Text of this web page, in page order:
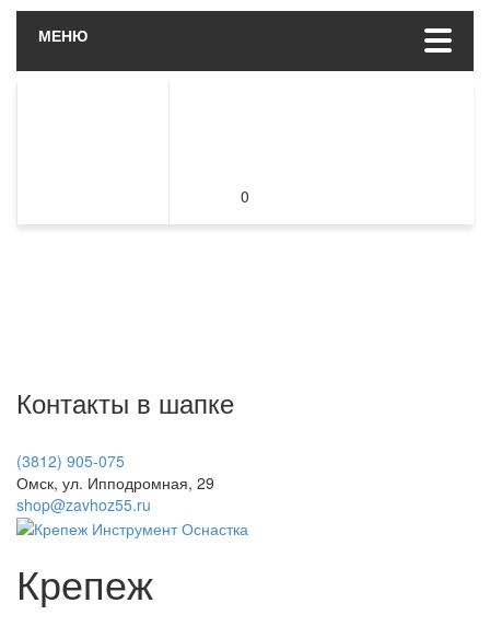
МЕНЮ
0
Контакты в шапке
(3812) 905-075
Омск, ул. Ипподромная, 29
shop@zavhoz55.ru
Крепеж